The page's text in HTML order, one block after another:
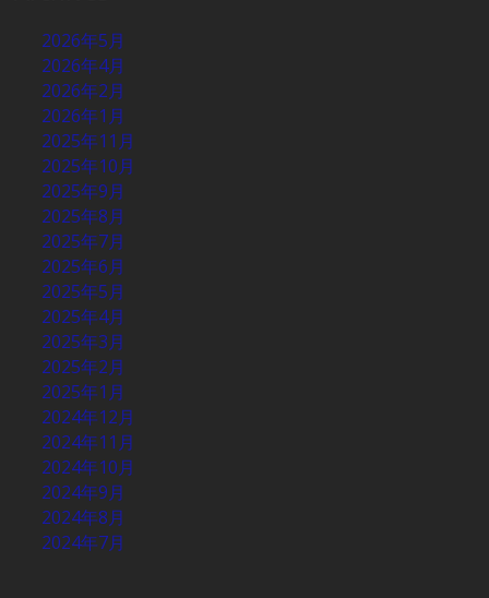
2026年5月
2026年4月
2026年2月
2026年1月
2025年11月
2025年10月
2025年9月
2025年8月
2025年7月
2025年6月
2025年5月
2025年4月
2025年3月
2025年2月
2025年1月
2024年12月
2024年11月
2024年10月
2024年9月
2024年8月
2024年7月